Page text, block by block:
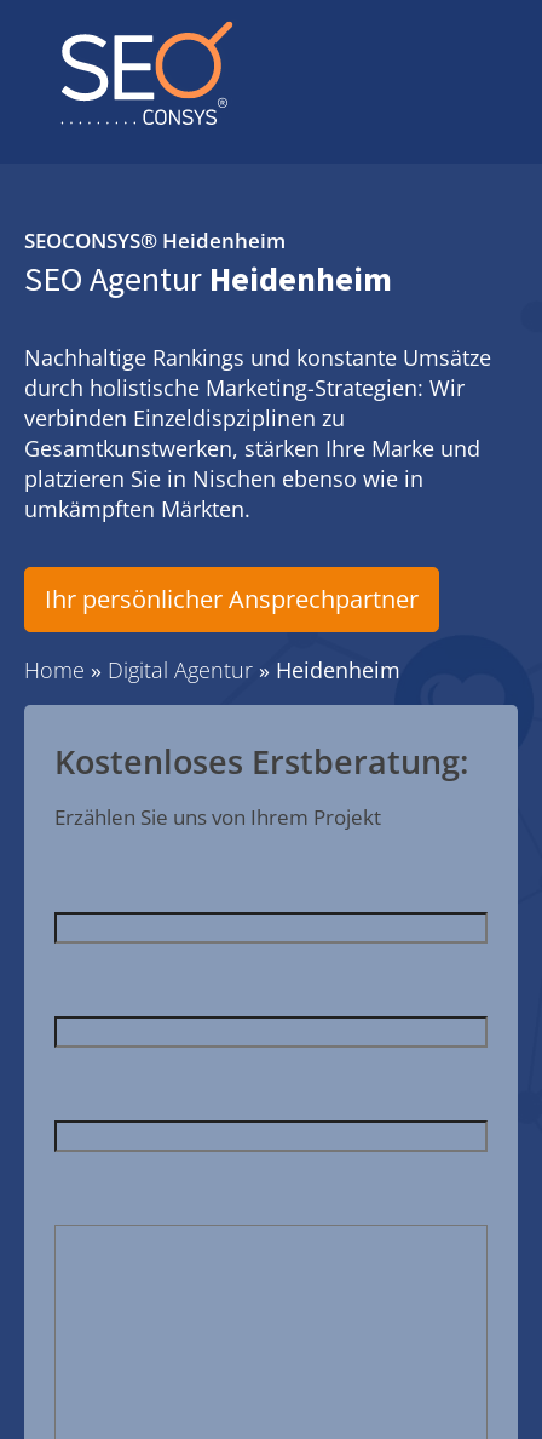
SEOCONSYS® Heidenheim
SEO Agentur Heidenheim
Nachhaltige Rankings und konstante Umsätze
durch holistische Marketing-Strategien: Wir
verbinden Einzeldispziplinen zu
Gesamtkunstwerken, stärken Ihre Marke und
platzieren Sie in Nischen ebenso wie in
umkämpften Märkten.
Ihr persönlicher Ansprechpartner
Home » Digital Agentur » Heidenheim
Kostenloses Erstberatung:
Erzählen Sie uns von Ihrem Projekt